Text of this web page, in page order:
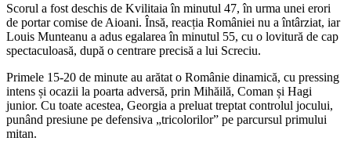
Scorul a fost deschis de Kvilitaia în minutul 47, în urma unei erori
de portar comise de Aioani. Însă, reacția României nu a întârziat, iar
Louis Munteanu a adus egalarea în minutul 55, cu o lovitură de cap
spectaculoasă, după o centrare precisă a lui Screciu.
Primele 15-20 de minute au arătat o Românie dinamică, cu pressing
intens și ocazii la poarta adversă, prin Mihăilă, Coman și Hagi
junior. Cu toate acestea, Georgia a preluat treptat controlul jocului,
punând presiune pe defensiva „tricolorilor” pe parcursul primului
mitan.